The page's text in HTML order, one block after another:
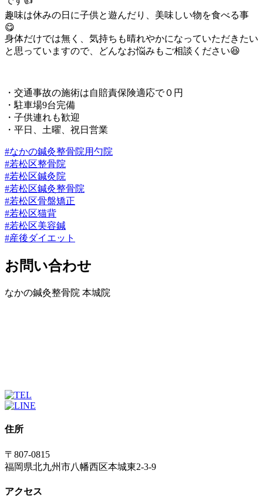
趣味は休みの日に子供と遊んだり、美味しい物を食べる事
😋
身体だけでは無く、気持ちも晴れやかになっていただきたい
と思っていますので、どんなお悩みもご相談ください😆
・交通事故の施術は自賠責保険適応で０円
・駐車場9台完備
・子供連れも歓迎
・平日、土曜、祝日営業
#なかの鍼灸整骨院用勺院
#若松区整骨院
#若松区鍼灸院
#若松区鍼灸整骨院
#若松区骨盤矯正
#若松区猫背
#若松区美容鍼
#産後ダイエット
お問い合わせ
なかの鍼灸整骨院 本城院
住所
〒807-0815
福岡県北九州市八幡西区本城東2-3-9
アクセス